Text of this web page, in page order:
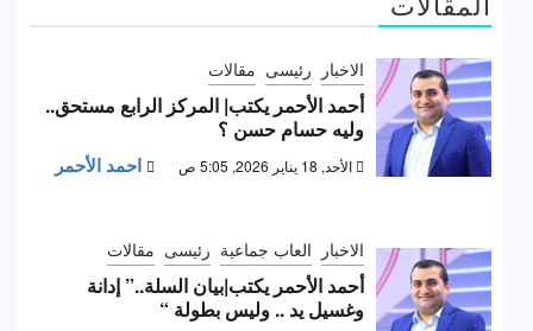
الاخبار رئيسى مقالات
أحمد الأحمر يكتب| المركز الرابع مستحق..
وليه حسام حسن ؟
الأحد, 18 يناير 2026, 5:05 ص احمد الأحمر
الاخبار العاب جماعية رئيسى مقالات
أحمد الأحمر يكتب|بيان السلة..” إدانة
وغسيل يد .. وليس بطولة “